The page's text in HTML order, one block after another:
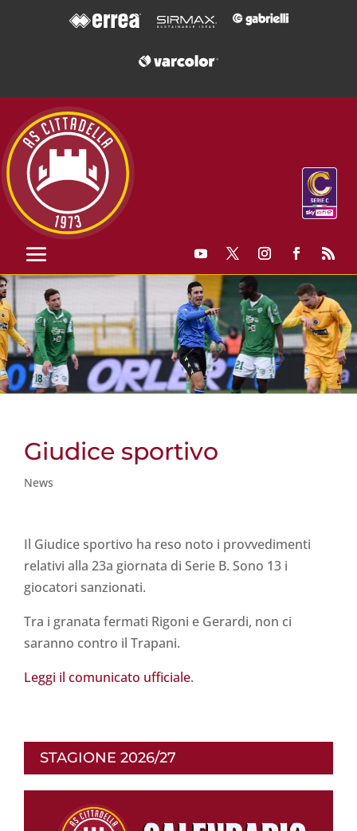
Giudice sportivo
News
Il Giudice sportivo ha reso noto i provvedimenti
relativi alla 23a giornata di Serie B. Sono 13 i
giocatori sanzionati.
Tra i granata fermati Rigoni e Gerardi, non ci
saranno contro il Trapani.
Leggi il comunicato ufficiale.
STAGIONE 2026/27